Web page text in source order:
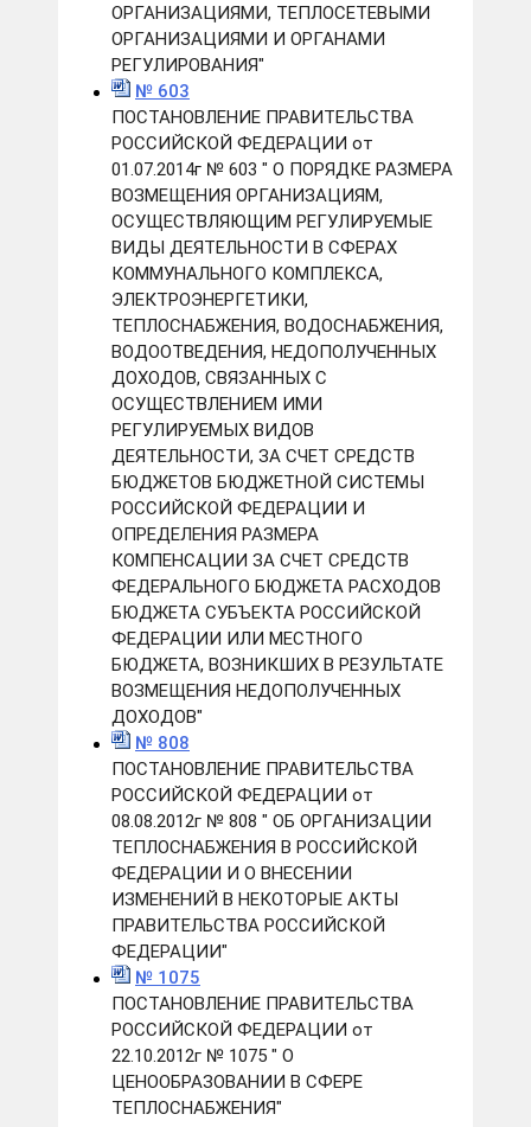
ОРГАНИЗАЦИЯМИ, ТЕПЛОСЕТЕВЫМИ
ОРГАНИЗАЦИЯМИ И ОРГАНАМИ
РЕГУЛИРОВАНИЯ"
№ 603
ПОСТАНОВЛЕНИЕ ПРАВИТЕЛЬСТВА
РОССИЙСКОЙ ФЕДЕРАЦИИ от
01.07.2014г № 603 " О ПОРЯДКЕ РАЗМЕРА
ВОЗМЕЩЕНИЯ ОРГАНИЗАЦИЯМ,
ОСУЩЕСТВЛЯЮЩИМ РЕГУЛИРУЕМЫЕ
ВИДЫ ДЕЯТЕЛЬНОСТИ В СФЕРАХ
КОММУНАЛЬНОГО КОМПЛЕКСА,
ЭЛЕКТРОЭНЕРГЕТИКИ,
ТЕПЛОСНАБЖЕНИЯ, ВОДОСНАБЖЕНИЯ,
ВОДООТВЕДЕНИЯ, НЕДОПОЛУЧЕННЫХ
ДОХОДОВ, СВЯЗАННЫХ С
ОСУЩЕСТВЛЕНИЕМ ИМИ
РЕГУЛИРУЕМЫХ ВИДОВ
ДЕЯТЕЛЬНОСТИ, ЗА СЧЕТ СРЕДСТВ
БЮДЖЕТОВ БЮДЖЕТНОЙ СИСТЕМЫ
РОССИЙСКОЙ ФЕДЕРАЦИИ И
ОПРЕДЕЛЕНИЯ РАЗМЕРА
КОМПЕНСАЦИИ ЗА СЧЕТ СРЕДСТВ
ФЕДЕРАЛЬНОГО БЮДЖЕТА РАСХОДОВ
БЮДЖЕТА СУБЪЕКТА РОССИЙСКОЙ
ФЕДЕРАЦИИ ИЛИ МЕСТНОГО
БЮДЖЕТА, ВОЗНИКШИХ В РЕЗУЛЬТАТЕ
ВОЗМЕЩЕНИЯ НЕДОПОЛУЧЕННЫХ
ДОХОДОВ"
№ 808
ПОСТАНОВЛЕНИЕ ПРАВИТЕЛЬСТВА
РОССИЙСКОЙ ФЕДЕРАЦИИ от
08.08.2012г № 808 " ОБ ОРГАНИЗАЦИИ
ТЕПЛОСНАБЖЕНИЯ В РОССИЙСКОЙ
ФЕДЕРАЦИИ И О ВНЕСЕНИИ
ИЗМЕНЕНИЙ В НЕКОТОРЫЕ АКТЫ
ПРАВИТЕЛЬСТВА РОССИЙСКОЙ
ФЕДЕРАЦИИ"
№ 1075
ПОСТАНОВЛЕНИЕ ПРАВИТЕЛЬСТВА
РОССИЙСКОЙ ФЕДЕРАЦИИ от
22.10.2012г № 1075 " О
ЦЕНООБРАЗОВАНИИ В СФЕРЕ
ТЕПЛОСНАБЖЕНИЯ"